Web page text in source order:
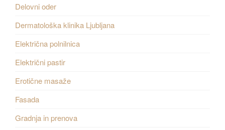
Delovni oder
Dermatološka klinika Ljubljana
Električna polnilnica
Električni pastir
Erotične masaže
Fasada
Gradnja in prenova